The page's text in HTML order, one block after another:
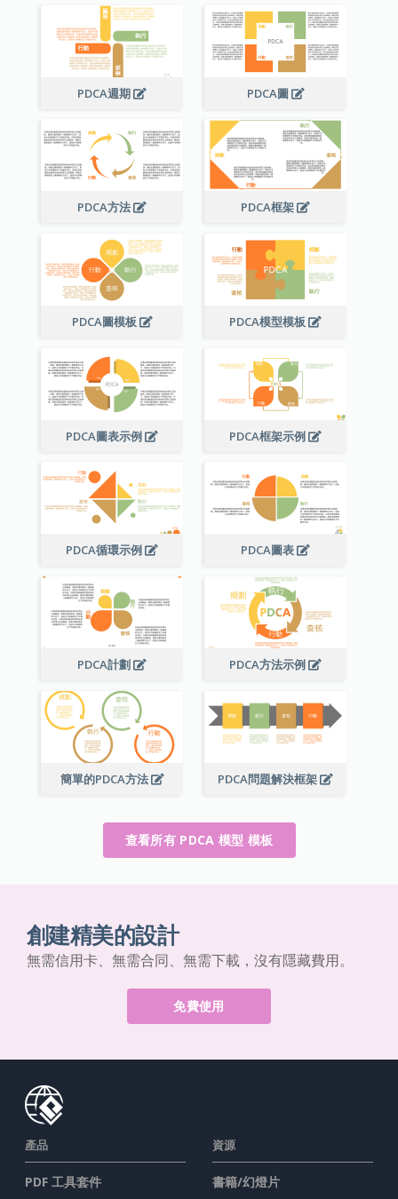
PDCA週期 PDCA圖
PDCA方法 PDCA框架
PDCA圖模板 PDCA模型模板
PDCA圖表示例 PDCA框架示例
PDCA循環示例 PDCA圖表
PDCA計劃 PDCA方法示例
簡單的PDCA方法 PDCA問題解決框架
查看所有 PDCA 模型 模板
創建精美的設計
無需信用卡、無需合同、無需下載，沒有隱藏費用。
免費使用
產品
PDF 工具套件
資源
書籍/幻燈片